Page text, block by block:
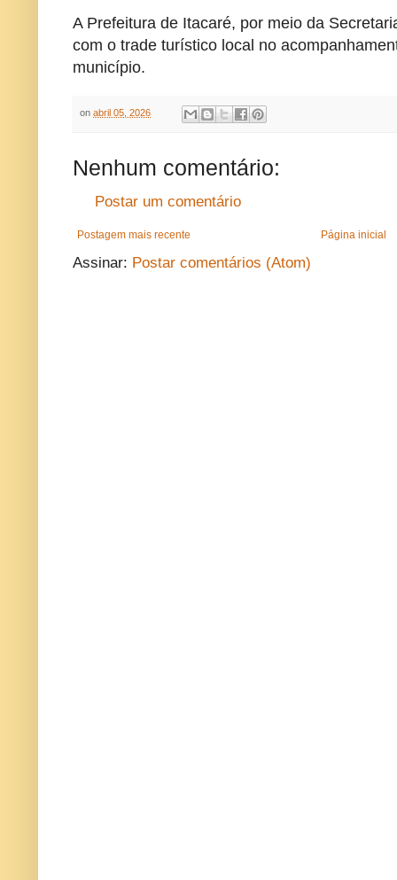
A Prefeitura de Itacaré, por meio da
com o trade turístico local no
município.
onabril 05, 2026
Nenhum comentário:
Postar um comentário
Postagem mais recente Página inicial
Assinar: Postar comentários (Atom)